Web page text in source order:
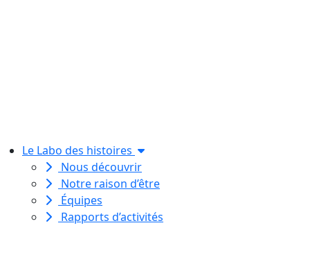
Le Labo des histoires
Nous découvrir
Notre raison d’être
Équipes
Rapports d’activités